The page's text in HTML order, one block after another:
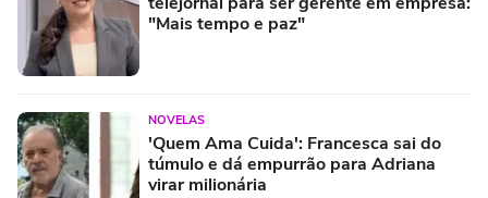
"Mais tempo e paz"
NOVELAS
'Quem Ama Cuida': Francesca sai do
túmulo e dá empurrão para Adriana
virar milionária